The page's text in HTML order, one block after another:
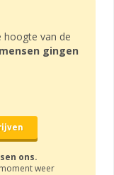
hoogte van de
gingen
ons.
weer